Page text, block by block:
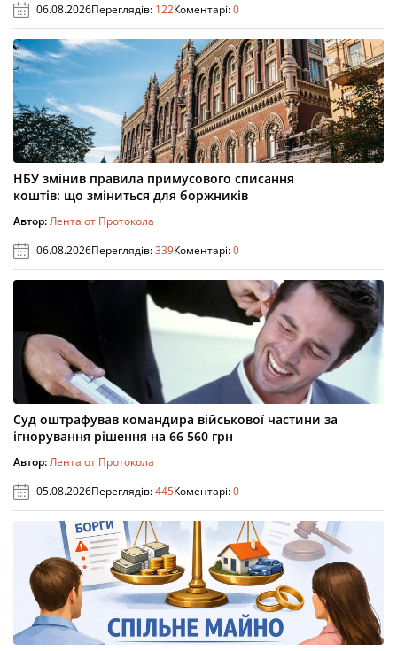
06.08.2026Переглядів: 122Коментарі:0
НБУ змінив правила примусового списання
коштів: що зміниться для боржників
Автор:Лента от Протокола
06.08.2026Переглядів:339Коментарі:0
Суд оштрафував командира військової частини за
ігнорування рішення на 66 560 грн
Автор:Лента от Протокола
05.08.2026Переглядів:445Коментарі:0